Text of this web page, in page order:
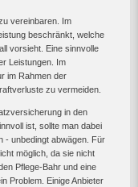
vereinbaren. Im
beschränkt, welche
vorsieht. Eine sinnvolle
Leistungen. Im
im Rahmen der
zu vermeiden.
in den
ist, sollte man dabei
- unbedingt abwägen. Für
möglich, da sie nicht
Pflege-Bahr und eine
Problem. Einige Anbieter